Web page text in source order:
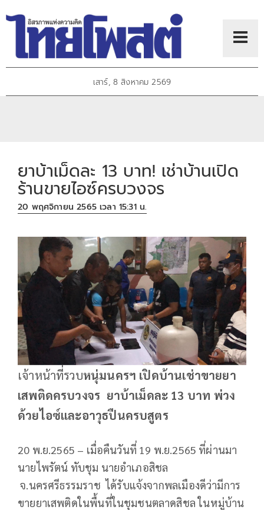
เสาร์, 8 สิงหาคม 2569
ยาบ้าเม็ดละ 13 บาท! เช่าบ้านเปิด
ร้านขายไอซ์ครบวงจร
20 พฤศจิกายน 2565 เวลา 15:31 น.
เจ้าหน้าที่รวบหนุ่มนครฯ เปิดบ้านเช่าขายยา
เสพติดครบวงจร ยาบ้าเม็ดละ 13 บาท พ่วง
ด้วยไอซ์และอาวุธปืนครบสูตร
20 พ.ย.2565 – เมื่อคืนวันที่ 19 พ.ย.2565 ที่ผ่านมา
นายไพรัตน์ ทับชุม นายอำเภอสิชล
จ.นครศรีธรรมราช ได้รับแจ้งจากพลเมืองดีว่ามีการ
ขายยาเสพติดในพื้นที่ในชุมชนตลาดสิชล ในหมู่บ้าน